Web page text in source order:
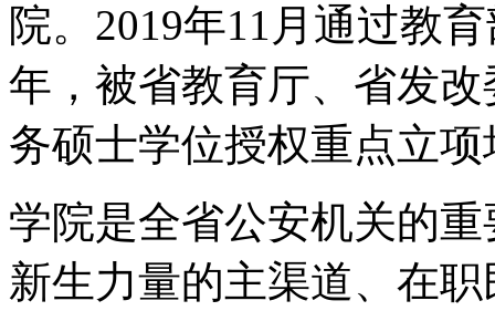
院。2019年11月通过教
年，被省教育厅、省发
务硕士学位授权重点立
学院是全省公安机关的
新生力量的主渠道、在